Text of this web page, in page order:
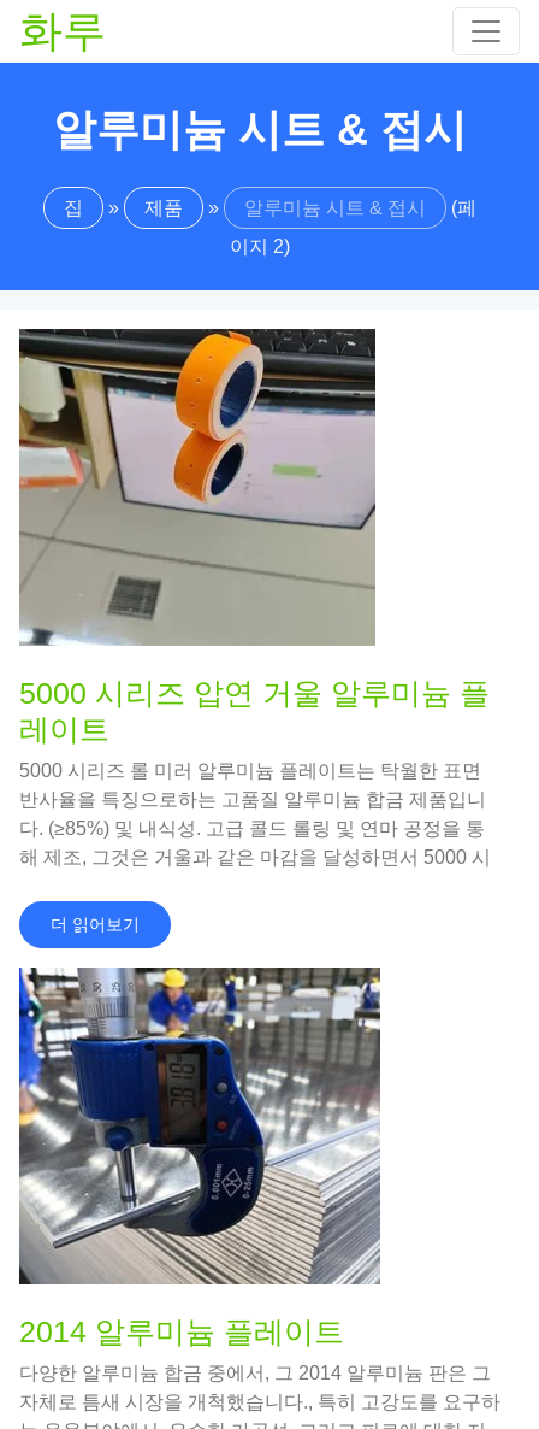
화루
알루미늄 시트 & 접시
집 » 제품 » 알루미늄 시트 & 접시
(페
이지 2)
5000 시리즈 압연 거울 알루미늄 플
레이트
5000 시리즈 롤 미러 알루미늄 플레이트는 탁월한 표면
반사율을 특징으로하는 고품질 알루미늄 합금 제품입니
다. (≥85%) 및 내식성. 고급 콜드 롤링 및 연마 공정을 통
해 제조, 그것은 거울과 같은 마감을 달성하면서 5000 시
더 읽어보기
2014 알루미늄 플레이트
다양한 알루미늄 합금 중에서, 그 2014 알루미늄 판은 그
자체로 틈새 시장을 개척했습니다., 특히 고강도를 요구하